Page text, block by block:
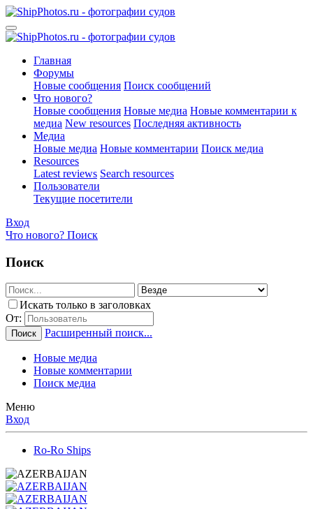
Главная
Форумы
Новые сообщения Поиск сообщений
Что нового?
Новые сообщения Новые медиа Новые комментарии к
медиа New resources Последняя активность
Медиа
Новые медиа Новые комментарии Поиск медиа
Resources
Latest reviews Search resources
Пользователи
Текущие посетители
Вход
Что нового? Поиск
Поиск
Искать только в заголовках
От:
Поиск Расширенный поиск...
Новые медиа
Новые комментарии
Поиск медиа
Меню
Вход
Ro-Ro Ships